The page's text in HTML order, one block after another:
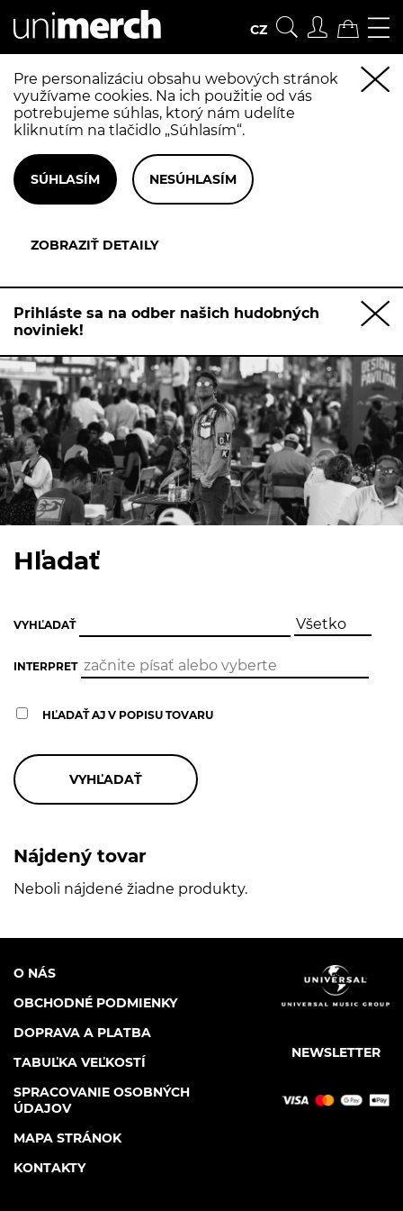
CZ
Pre personalizáciu obsahu webových stránok
využívame cookies. Na ich použitie od vás
potrebujeme súhlas, ktorý nám udelíte
kliknutím na tlačidlo „Súhlasím“.
Prihláste sa na odber našich hudobných
noviniek!
Hľadať
VYHĽADAŤ
INTERPRET
HĽADAŤ AJ V POPISU TOVARU
Nájdený tovar
Neboli nájdené žiadne produkty.
NEWSLETTER
O NÁS
OBCHODNÉ PODMIENKY
DOPRAVA A PLATBA
TABUĽKA VEĽKOSTÍ
SPRACOVANIE OSOBNÝCH
ÚDAJOV
MAPA STRÁNOK
KONTAKTY